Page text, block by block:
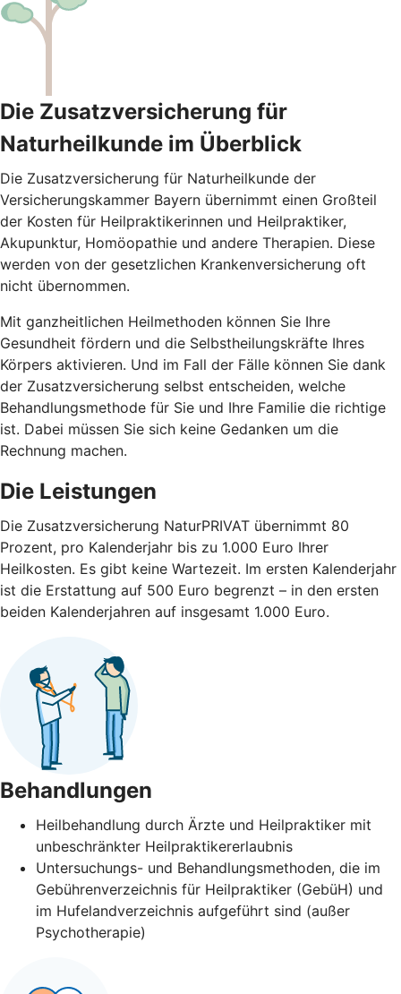
Die Zusatzversicherung für
Naturheilkunde im Überblick
Die Zusatzversicherung für Naturheilkunde der
Versicherungskammer Bayern übernimmt einen Großteil
der Kosten für Heilpraktikerinnen und Heilpraktiker,
Akupunktur, Homöopathie und andere Therapien. Diese
werden von der gesetzlichen Krankenversicherung oft
nicht übernommen.
Mit ganzheitlichen Heilmethoden können Sie Ihre
Gesundheit fördern und die Selbstheilungskräfte Ihres
Körpers aktivieren. Und im Fall der Fälle können Sie dank
der Zusatzversicherung selbst entscheiden, welche
Behandlungsmethode für Sie und Ihre Familie die richtige
ist. Dabei müssen Sie sich keine Gedanken um die
Rechnung machen.
Die Leistungen
Die Zusatzversicherung NaturPRIVAT übernimmt 80
Prozent, pro Kalenderjahr bis zu 1.000 Euro Ihrer
Heilkosten. Es gibt keine Wartezeit. Im ersten Kalenderjahr
ist die Erstattung auf 500 Euro begrenzt – in den ersten
beiden Kalenderjahren auf insgesamt 1.000 Euro.
Behandlungen
Heilbehandlung durch Ärzte und Heilpraktiker mit
unbeschränkter Heilpraktikererlaubnis
Untersuchungs- und Behandlungsmethoden, die im
Gebührenverzeichnis für Heilpraktiker (GebüH) und
im Hufelandverzeichnis aufgeführt sind (außer
Psychotherapie)